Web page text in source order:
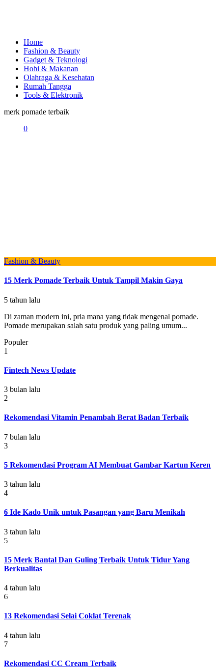
Home
Fashion & Beauty
Gadget & Teknologi
Hobi & Makanan
Olahraga & Kesehatan
Rumah Tangga
Tools & Elektronik
merk pomade terbaik
0
Fashion & Beauty
15 Merk Pomade Terbaik Untuk Tampil Makin Gaya
5 tahun lalu
Di zaman modern ini, pria mana yang tidak mengenal pomade.
Pomade merupakan salah satu produk yang paling umum...
Populer
1
Fintech News Update
3 bulan lalu
2
Rekomendasi Vitamin Penambah Berat Badan Terbaik
7 bulan lalu
3
5 Rekomendasi Program AI Membuat Gambar Kartun Keren
3 tahun lalu
4
6 Ide Kado Unik untuk Pasangan yang Baru Menikah
3 tahun lalu
5
15 Merk Bantal Dan Guling Terbaik Untuk Tidur Yang
Berkualitas
4 tahun lalu
6
13 Rekomendasi Selai Coklat Terenak
4 tahun lalu
7
Rekomendasi CC Cream Terbaik